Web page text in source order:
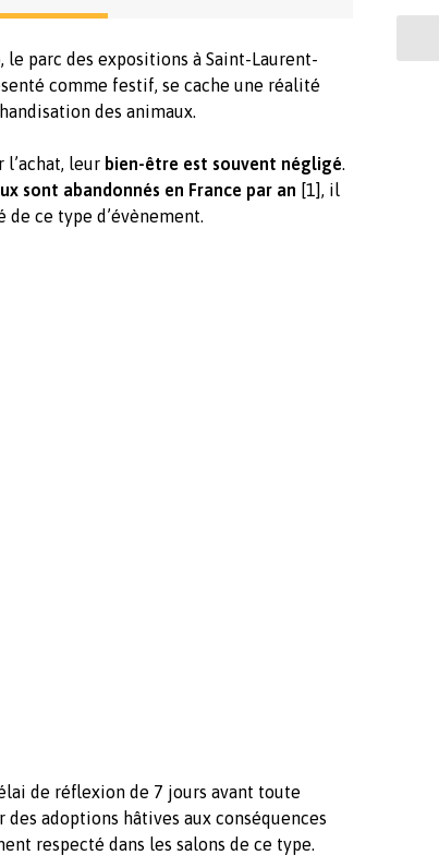
le parc des expositions à Saint-Laurent-
comme festif, se cache une réalité
des animaux.
l’achat, leur bien-être est souvent négligé.
sont abandonnés en France par an [1], il
ce type d’évènement.
de réflexion de 7 jours avant toute
adoptions hâtives aux conséquences
respecté dans les salons de ce type.